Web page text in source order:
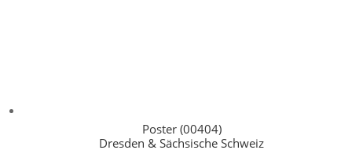
Poster (00404)
Dresden & Sächsische Schweiz